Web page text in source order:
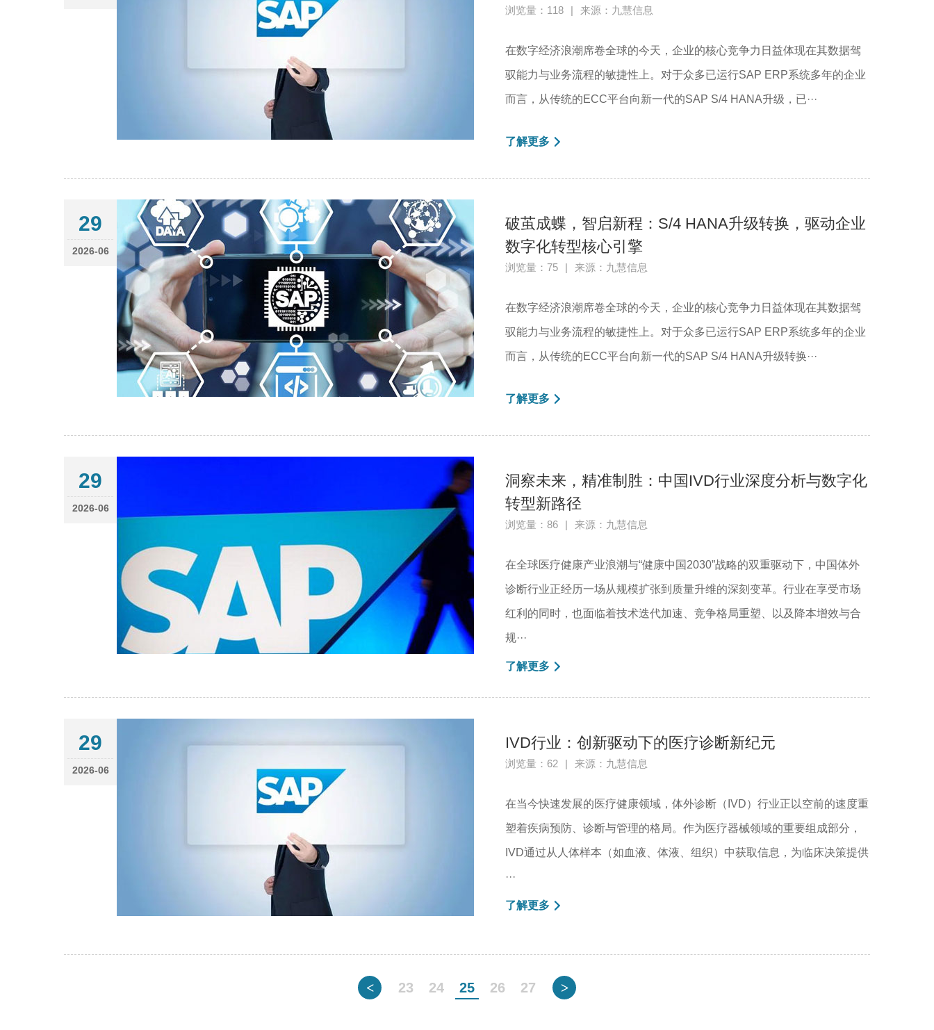
浏览量：118 | 来源：九慧信息
在数字经济浪潮席卷全球的今天，企业的核心竞争力日益体现在其数据驾
驭能力与业务流程的敏捷性上。对于众多已运行SAP ERP系统多年的企业
而言，从传统的ECC平台向新一代的SAP S/4 HANA升级，已···
了解更多
29
2026-06
破茧成蝶，智启新程：S/4 HANA升级转换，驱动企业
数字化转型核心引擎
浏览量：75 | 来源：九慧信息
在数字经济浪潮席卷全球的今天，企业的核心竞争力日益体现在其数据驾
驭能力与业务流程的敏捷性上。对于众多已运行SAP ERP系统多年的企业
而言，从传统的ECC平台向新一代的SAP S/4 HANA升级转换···
了解更多
29
2026-06
洞察未来，精准制胜：中国IVD行业深度分析与数字化
转型新路径
浏览量：86 | 来源：九慧信息
在全球医疗健康产业浪潮与“健康中国2030”战略的双重驱动下，中国体外
诊断行业正经历一场从规模扩张到质量升维的深刻变革。行业在享受市场
红利的同时，也面临着技术迭代加速、竞争格局重塑、以及降本增效与合
规···
了解更多
29
2026-06
IVD行业：创新驱动下的医疗诊断新纪元
浏览量：62 | 来源：九慧信息
在当今快速发展的医疗健康领域，体外诊断（IVD）行业正以空前的速度重
塑着疾病预防、诊断与管理的格局。作为医疗器械领域的重要组成部分，
IVD通过从人体样本（如血液、体液、组织）中获取信息，为临床决策提供
···
了解更多
< 23 24 25 26 27 >